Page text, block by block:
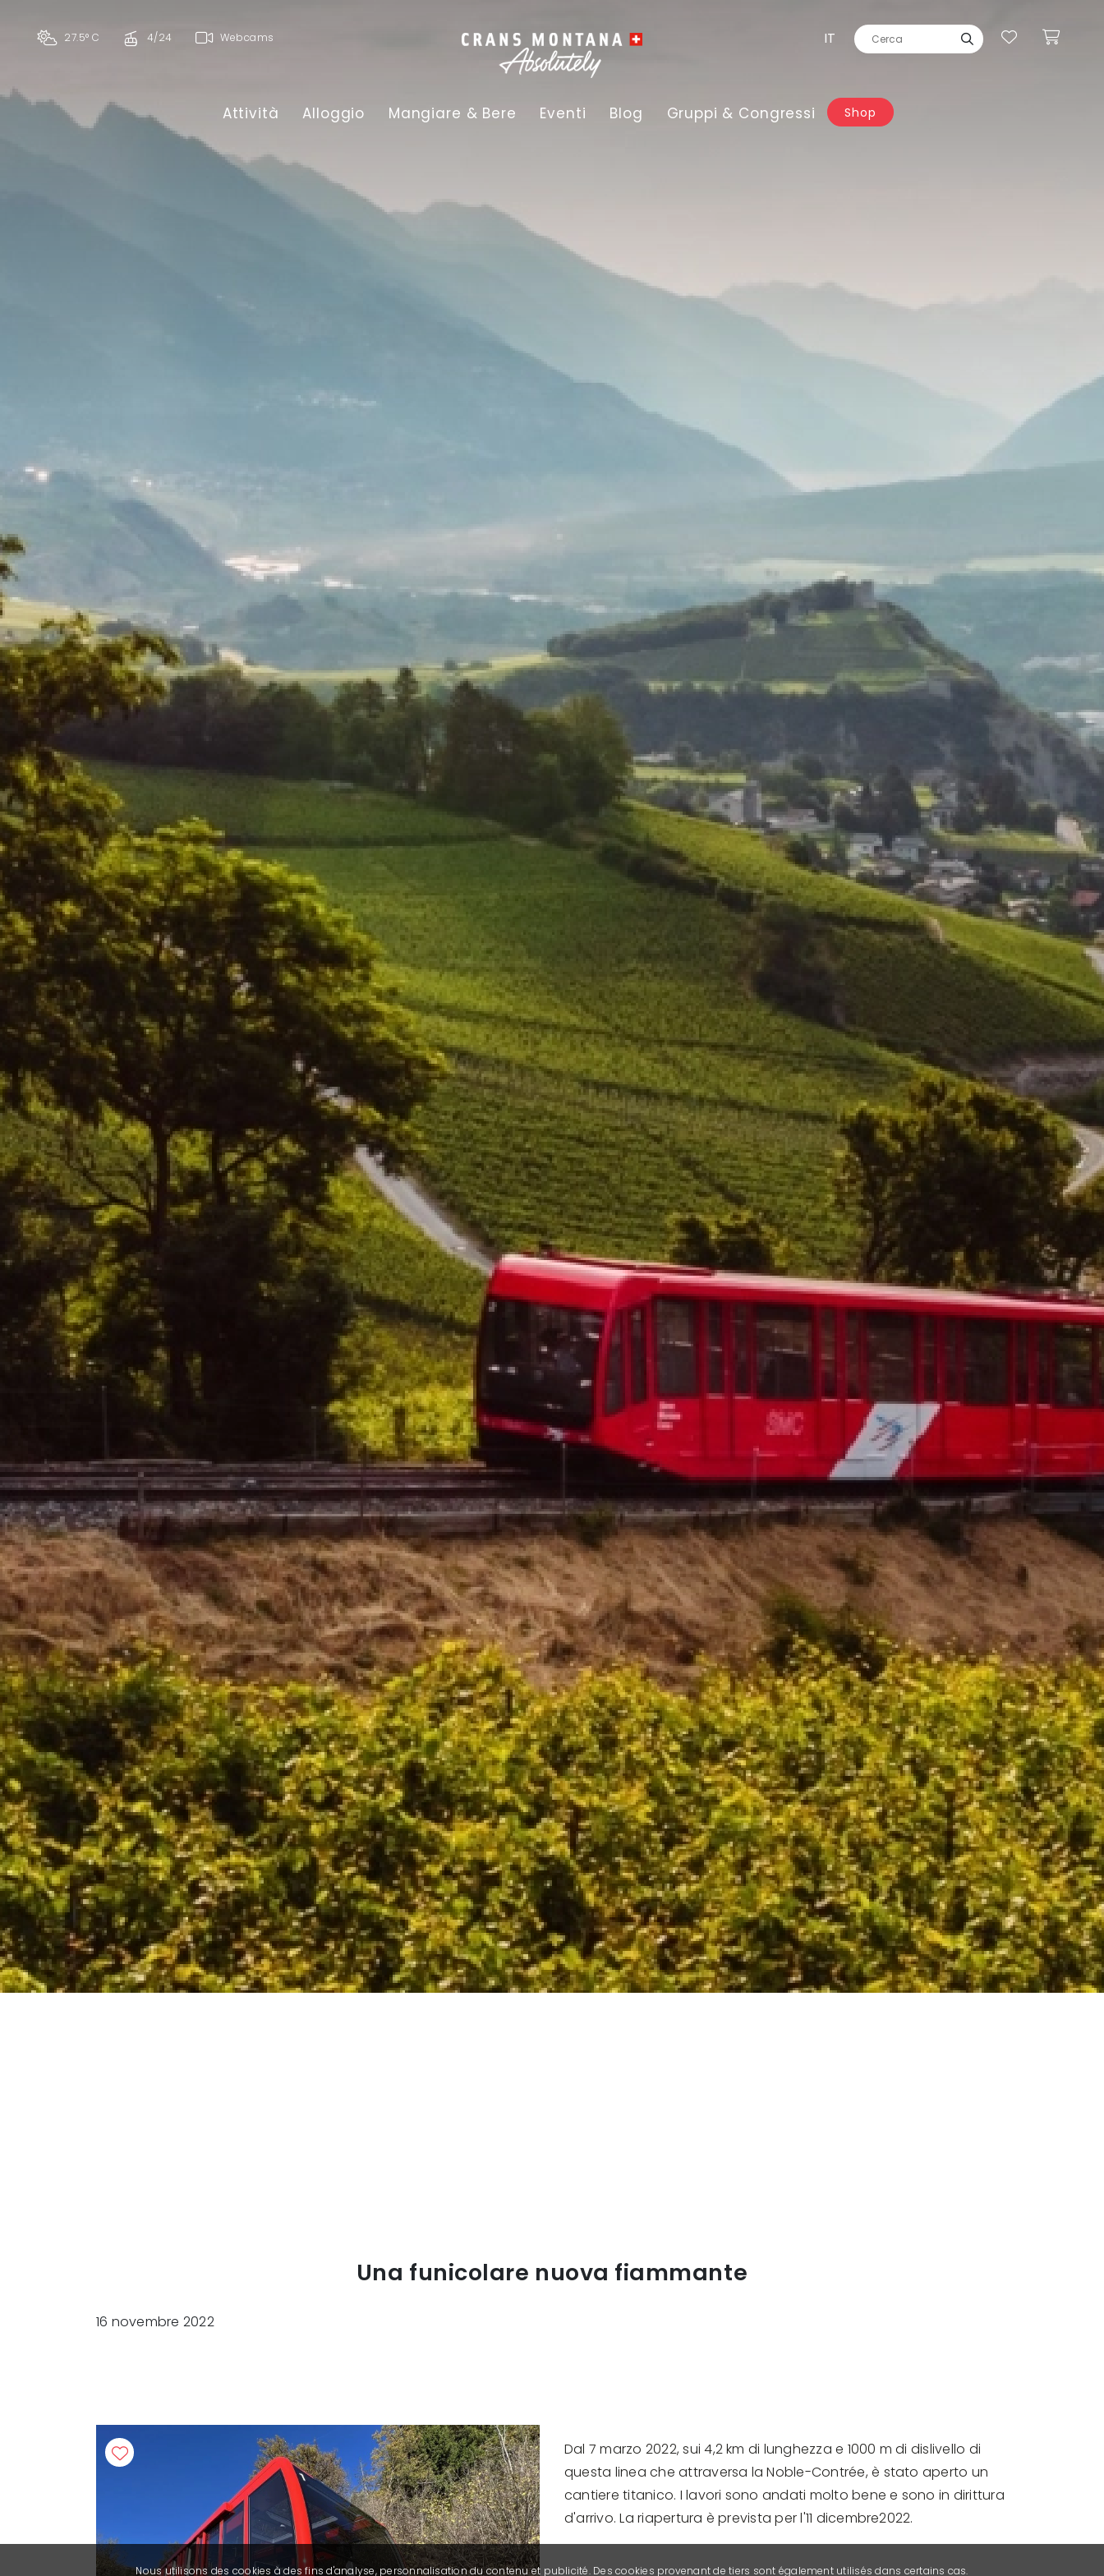
27.5° C 4/24 Webcams IT
Attività Alloggio Mangiare & Bere Eventi Blog Gruppi & Congressi Shop
Una funicolare nuova fiammante
16 novembre 2022
Dal 7 marzo 2022, sui 4,2 km di lunghezza e 1000 m di dislivello di
questa linea che attraversa la Noble-Contrée, è stato aperto un
cantiere titanico. I lavori sono andati molto bene e sono in dirittura
d'arrivo. La riapertura è prevista per l'11 dicembre2022.
Nous utilisons des cookies à des fins d'analyse, personnalisation du contenu et publicité. Des cookies provenant de tiers sont également utilisés dans certains cas.